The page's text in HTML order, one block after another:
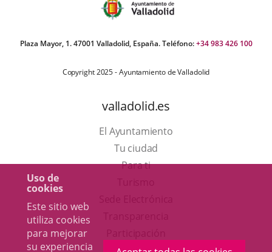
Uso de
cookies
Este sitio web
utiliza cookies
para mejorar
su experiencia
Plaza Mayor, 1. 47001 Valladolid, España. Teléfono:+34 983 426 100
Copyright 2025 - Ayuntamiento de Valladolid
valladolid.es
El Ayuntamiento
Tu ciudad
Para ti